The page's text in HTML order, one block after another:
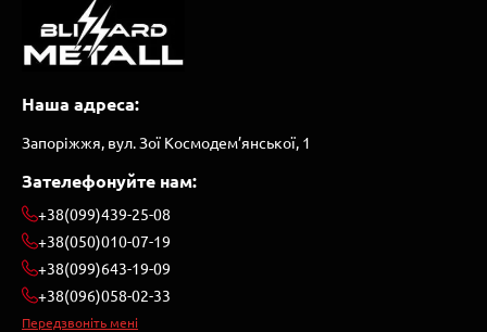
Наша адреса:
Запоріжжя, вул. Зої Космодем’янської, 1
Зателефонуйте нам:
+38(099)439-25-08
+38(050)010-07-19
+38(099)643-19-09
+38(096)058-02-33
Передзвоніть мені